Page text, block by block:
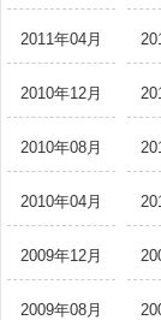
2011年04月
2010年12月
2010年08月
2010年04月
2009年12月
2009年08月